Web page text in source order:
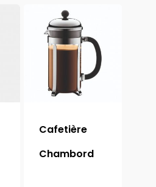
Cafetière
Chambord